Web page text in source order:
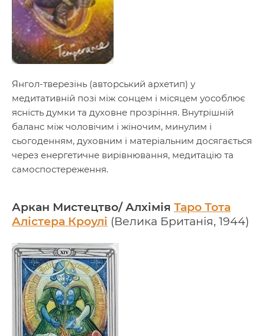
Янгол-тверезінь (авторський архетип) у
медитативній позі між сонцем і місяцем уособлює
ясність думки та духовне прозріння. Внутрішній
баланс між чоловічим і жіночим, минулим і
сьогоденням, духовним і матеріальним досягається
через енергетичне вирівнювання, медитацію та
самоспостереження.
Аркан Мистецтво/ Алхімія Таро Тота
Алістера Кроулі (Велика Британія, 1944)